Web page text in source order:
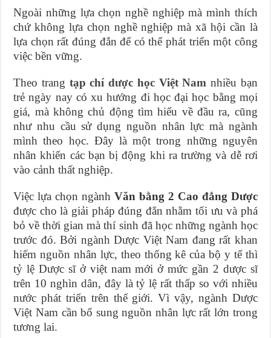
Ngoài những lựa chọn nghề nghiệp mà mình thích
chứ không lựa chọn nghề nghiệp mà xã hội cần là
lựa chọn rất đúng đắn để có thể phát triển một công
việc bền vững.
Theo trang tạp chí dược học Việt Nam nhiều bạn
trẻ ngày nay có xu hướng đi học đại học bằng mọi
giá, mà không chủ động tìm hiểu về đầu ra, cũng
như nhu cầu sử dụng nguồn nhân lực mà ngành
mình theo học. Đây là một trong những nguyên
nhân khiến các bạn bị động khi ra trường và dễ rơi
vào cảnh thất nghiệp.
Việc lựa chọn ngànhVăn bằng 2 Cao đẳng Dược
được cho là giải pháp đúng đắn nhằm tối ưu và phá
bỏ về thời gian mà thí sinh đã học những ngành học
trước đó. Bởi ngành Dược Việt Nam đang rất khan
hiếm nguồn nhân lực, theo thống kê của bộ y tế thì
tỷ lệ Dược sĩ ở việt nam mới ở mức gần 2 dược sĩ
trên 10 nghìn dân, đây là tỷ lệ rất thấp so với nhiều
nước phát triển trên thế giới. Vì vậy, ngành Dược
Việt Nam cần bổ sung nguồn nhân lực rất lớn trong
tương lai.